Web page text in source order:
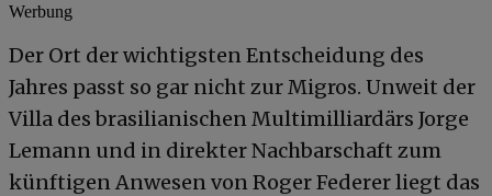
Werbung
Der Ort der wichtigsten Entscheidung des
Jahres passt so gar nicht zur Migros. Unweit der
Villa des brasilianischen Multimilliardärs Jorge
Lemann und in direkter Nachbarschaft zum
künftigen Anwesen von Roger Federer liegt das